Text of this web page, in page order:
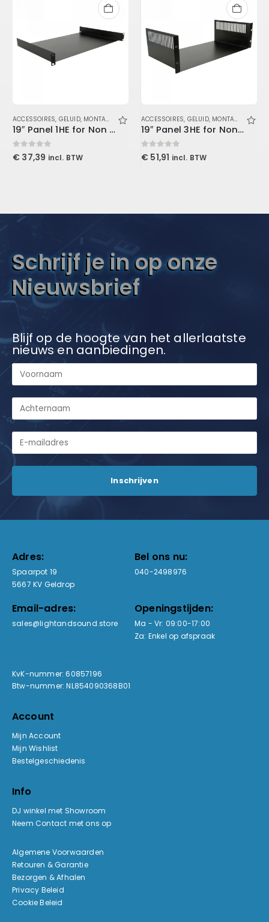
ACCESSOIRES, GELUID, MONTAGEPANELEN
19″ Panel 1HE for Non 19″ Equipment
0out of 5
€ 37,39 incl. BTW
ACCESSOIRES, GELUID, MONTAGEPANELEN
19″ Panel 3HE for Non 19″ Equipment
0out of 5
€ 51,91 incl. BTW
Schrijf je in op onze
Nieuwsbrief
Blijf op de hoogte van het allerlaatste
nieuws en aanbiedingen.
Adres:
Spaarpot 19
5667 KV Geldrop
Bel ons nu:
040-2498976
Email-adres:
sales@lightandsound.store
Openingstijden:
Ma - Vr: 09:00-17:00
Za: Enkel op afspraak
KvK-nummer: 60857196
Btw-nummer: NL854090368B01
Account
Mijn Account
Mijn Wishlist
Bestelgeschiedenis
Info
DJ winkel met Showroom
Neem Contact met ons op
Algemene Voorwaarden
Retouren & Garantie
Bezorgen & Afhalen
Privacy Beleid
Cookie Beleid